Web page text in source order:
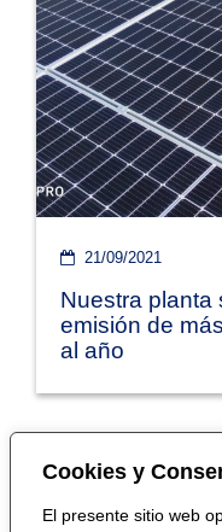
Cookies y
El presente sitio web
21/09/2021
Nuestra planta
emisión de
al año